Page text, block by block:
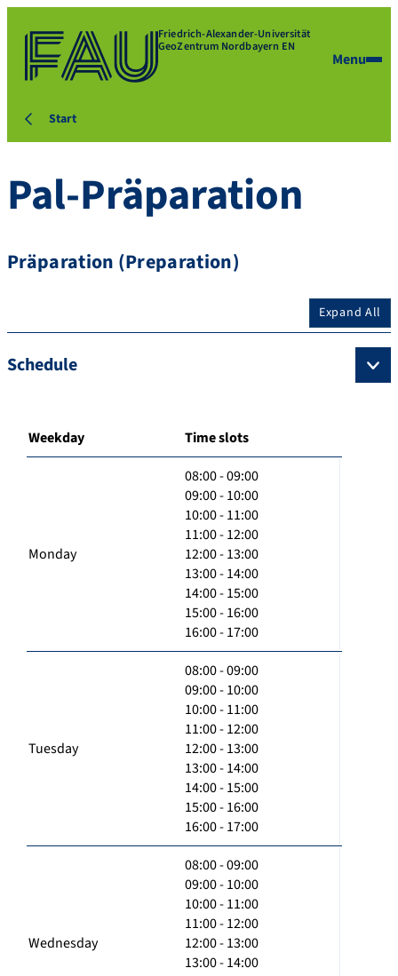
Friedrich-Alexander-Universität
GeoZentrum Nordbayern EN
Menu
Start
Pal-Präparation
Präparation (Preparation)
Expand All
Schedule
Weekday Time slots
Monday
08:00 - 09:00
09:00 - 10:00
10:00 - 11:00
11:00 - 12:00
12:00 - 13:00
13:00 - 14:00
14:00 - 15:00
15:00 - 16:00
16:00 - 17:00
Tuesday
08:00 - 09:00
09:00 - 10:00
10:00 - 11:00
11:00 - 12:00
12:00 - 13:00
13:00 - 14:00
14:00 - 15:00
15:00 - 16:00
16:00 - 17:00
Wednesday
08:00 - 09:00
09:00 - 10:00
10:00 - 11:00
11:00 - 12:00
12:00 - 13:00
13:00 - 14:00